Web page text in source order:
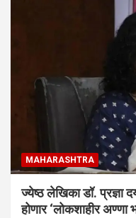
MAHARASHTRA
ज्येष्ठ लेखिका डॉ. प्रज्ञा
होणार ‘लोकशाहीर